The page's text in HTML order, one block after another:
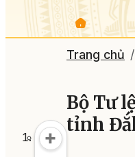
Trang chủ
Bộ Tư
tỉnh